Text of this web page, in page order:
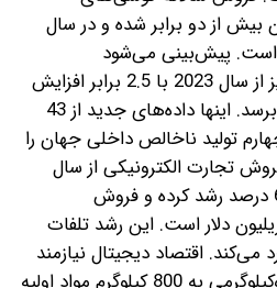
شاخص بورس امروز شنبه ۱۷ مرداد
سال 2010 تاکنون بیش از دو برابر شده و در سال
رسیده است. پیش‌بینی می‌شود
دستگاه‌های اینترنت اشیا نیز از سال 2023 با 2.5 برابر افزایش
به 39 میلیارد تا سال 2029 برسد. اینها داده‌های جدید از 43
تولید ناخالص داخلی جهان را
تجارت الکترونیکی از سال
2016 تا 2022 نزدیک به 60 درصد رشد کرده و فروش
این رشد تلفات
اقتصاد دیجیتال نیازمند
منابع است. یک کامپیوتر دو‌کیلوگرمی به 800 کیلوگرم مواد اولیه